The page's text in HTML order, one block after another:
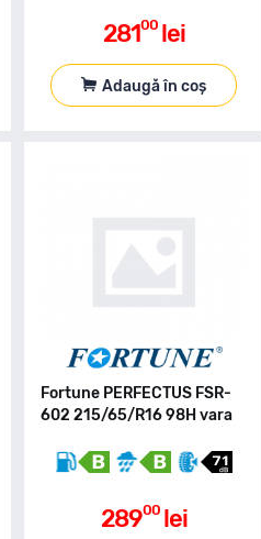
28100 lei
Adaugă în coș
Fortune PERFECTUS FSR-
602 215/65/R16 98H vara
28900 lei